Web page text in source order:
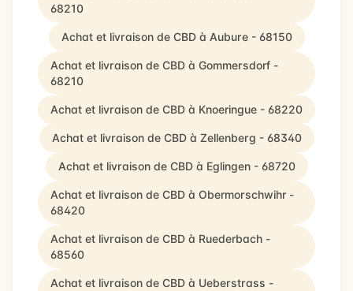
68210
Achat et livraison de CBD à Aubure - 68150
Achat et livraison de CBD à Gommersdorf -
68210
Achat et livraison de CBD à Knoeringue - 68220
Achat et livraison de CBD à Zellenberg - 68340
Achat et livraison de CBD à Eglingen - 68720
Achat et livraison de CBD à Obermorschwihr -
68420
Achat et livraison de CBD à Ruederbach -
68560
Achat et livraison de CBD à Ueberstrass -